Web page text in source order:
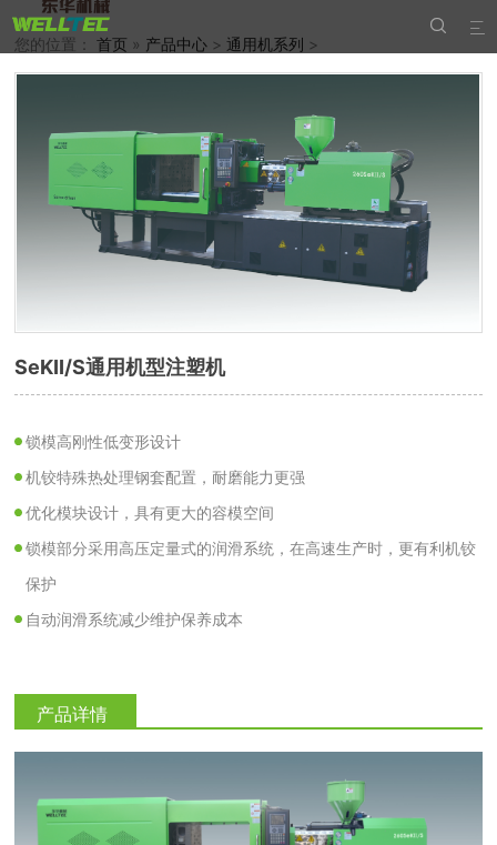


您的位置： 首页 » 产品中心 >通用机系列 >
SeKII/S通用机型注塑机
锁模高刚性低变形设计
机铰特殊热处理钢套配置，耐磨能力更强
优化模块设计，具有更大的容模空间
锁模部分采用高压定量式的润滑系统，在高速生产时，更有利机铰
保护
自动润滑系统减少维护保养成本
产品详情